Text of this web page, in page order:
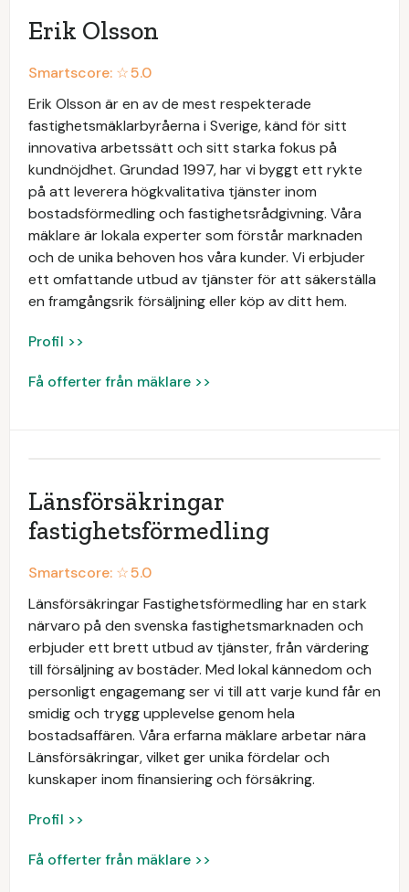
Erik Olsson
Smartscore: ☆5.0
Erik Olsson är en av de mest respekterade
fastighetsmäklarbyråerna i Sverige, känd för sitt
innovativa arbetssätt och sitt starka fokus på
kundnöjdhet. Grundad 1997, har vi byggt ett rykte
på att leverera högkvalitativa tjänster inom
bostadsförmedling och fastighetsrådgivning. Våra
mäklare är lokala experter som förstår marknaden
och de unika behoven hos våra kunder. Vi erbjuder
ett omfattande utbud av tjänster för att säkerställa
en framgångsrik försäljning eller köp av ditt hem.
Profil >>
Få offerter från mäklare >>
Länsförsäkringar
fastighetsförmedling
Smartscore: ☆5.0
Länsförsäkringar Fastighetsförmedling har en stark
närvaro på den svenska fastighetsmarknaden och
erbjuder ett brett utbud av tjänster, från värdering
till försäljning av bostäder. Med lokal kännedom och
personligt engagemang ser vi till att varje kund får en
smidig och trygg upplevelse genom hela
bostadsaffären. Våra erfarna mäklare arbetar nära
Länsförsäkringar, vilket ger unika fördelar och
kunskaper inom finansiering och försäkring.
Profil >>
Få offerter från mäklare >>